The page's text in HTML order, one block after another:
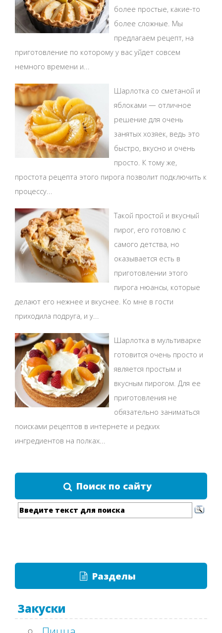
более простые, какие-то
более сложные. Мы
предлагаем рецепт, на
приготовление по которому у вас уйдет совсем
немного времени и...
Шарлотка со сметаной и
яблоками — отличное
решение для очень
занятых хозяек, ведь это
быстро, вкусно и очень
просто. К тому же,
простота рецепта этого пирога позволит подключить к
процессу...
Такой простой и вкусный
пирог, его готовлю с
самого детства, но
оказывается есть в
приготовлении этого
пирога нюансы, которые
делают его нежнее и вкуснее. Ко мне в гости
приходила подруга, и у...
Шарлотка в мультиварке
готовится очень просто и
является простым и
вкусным пирогом. Для ее
приготовления не
обязательно заниматься
поисками рецептов в интернете и редких
ингредиентов на полках...
Поиск по сайту
Разделы
Закуски